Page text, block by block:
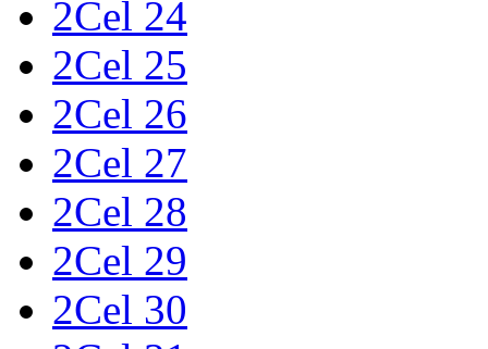
2Cel 24
2Cel 25
2Cel 26
2Cel 27
2Cel 28
2Cel 29
2Cel 30